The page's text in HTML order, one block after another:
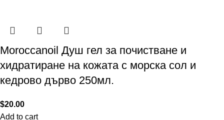
Moroccanoil Душ гел за почистване и
хидратиране на кожата с морска сол и
кедрово дърво 250мл.
$20.00
Add to cart